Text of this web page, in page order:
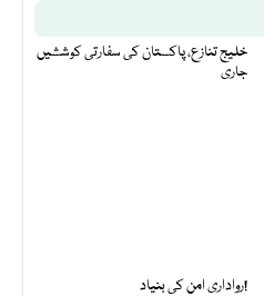
خلیج تنازع، پاکستان کی سفارتی کوششیں
جاری
رواداری امن کی بنیاد!